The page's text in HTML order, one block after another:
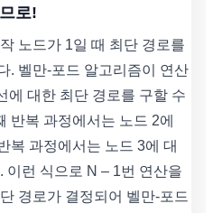
로!
노드가 1일 때 최단 경로를
. 벨만-포드 알고리즘이 연산
에 대한 최단 경로를 구할 수
반복 과정에서는 노드 2에
복 과정에서는 노드 3에 대
이런 식으로 N – 1번 연산을
경로가 결정되어 벨만-포드